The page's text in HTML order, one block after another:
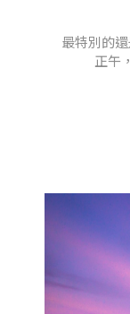
最特別的
正午